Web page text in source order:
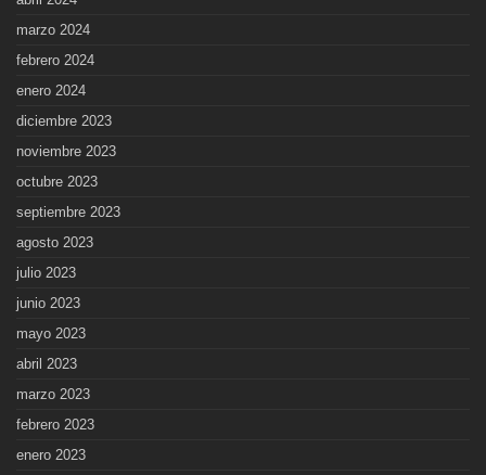
marzo 2024
febrero 2024
enero 2024
diciembre 2023
noviembre 2023
octubre 2023
septiembre 2023
agosto 2023
julio 2023
junio 2023
mayo 2023
abril 2023
marzo 2023
febrero 2023
enero 2023